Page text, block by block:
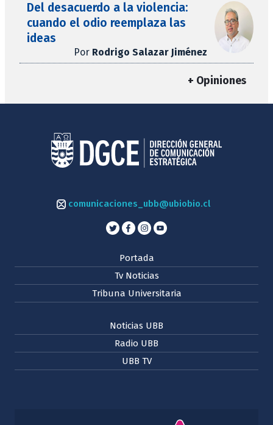
Del desacuerdo a la violencia:
cuando el odio reemplaza las
ideas
Por Rodrigo Salazar Jiménez
+ Opiniones
comunicaciones_ubb@ubiobio.cl
Portada
Tv Noticias
Tribuna Universitaria
Noticias UBB
Radio UBB
UBB TV